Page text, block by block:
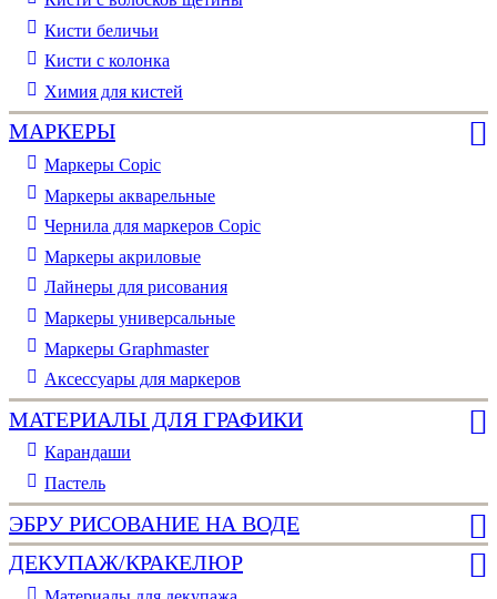
Кисти беличьи
Кисти с колонка
Химия для кистей
МАРКЕРЫ
Маркеры Copic
Маркеры акварельные
Чернила для маркеров Copic
Маркеры акриловые
Лайнеры для рисования
Маркеры универсальные
Маркеры Graphmaster
Аксессуары для маркеров
МАТЕРИАЛЫ ДЛЯ ГРАФИКИ
Карандаши
Пастель
ЭБРУ РИСОВАНИЕ НА ВОДЕ
ДЕКУПАЖ/КРАКЕЛЮР